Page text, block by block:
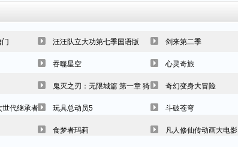
汪汪队立大功第七季国语版 剑来第二季
吞噬星空 心灵奇旅
鬼灭之刃：无限城篇 第一章 猗窝座再袭奇幻变身大冒险
世代继承者 玩具总动员5 斗破苍穹
食梦者玛莉 凡人修仙传动画大电影